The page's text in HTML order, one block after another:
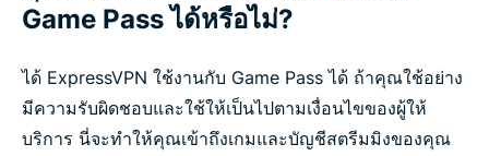
Game Pass ได้หรือไม่?
ได้ ExpressVPN ใช้งานกับ Game Pass ได้ ถ้าคุณใช้อย่าง
มีความรับผิดชอบและใช้ให้เป็นไปตามเงื่อนไขของผู้ให้
บริการ นี่จะทำให้คุณเข้าถึงเกมและบัญชีสตรีมมิงของคุณ